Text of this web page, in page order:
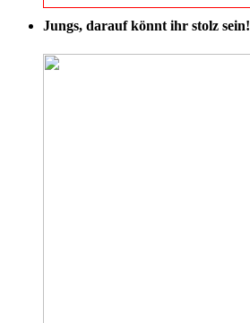
Jungs, darauf könnt ihr stolz sein!